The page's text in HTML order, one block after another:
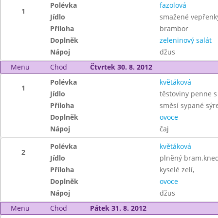
1
Polévka
fazolová
Jídlo
smažené
Příloha
brambor
Doplněk
zeleninový salát
Nápoj
džus
Menu
Chod Čtvrtek 30. 8. 2012
1
Polévka
květáková
Jídlo
těstoviny penne
Příloha
směsí sypané
Doplněk
ovoce
Nápoj
čaj
2
Polévka
květáková
Jídlo
plněný
Příloha
kyselé zelí,
Doplněk
ovoce
Nápoj
džus
Menu
Chod Pátek 31. 8. 2012